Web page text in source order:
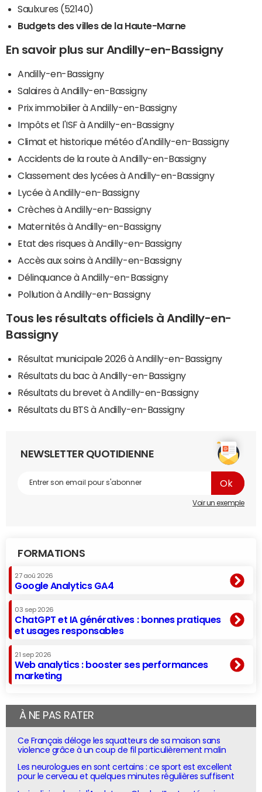
Saulxures (52140)
Budgets des villes de la Haute-Marne
En savoir plus sur Andilly-en-Bassigny
Andilly-en-Bassigny
Salaires à Andilly-en-Bassigny
Prix immobilier à Andilly-en-Bassigny
Impôts et l'ISF à Andilly-en-Bassigny
Climat et historique météo d'Andilly-en-Bassigny
Accidents de la route à Andilly-en-Bassigny
Classement des lycées à Andilly-en-Bassigny
Lycée à Andilly-en-Bassigny
Crèches à Andilly-en-Bassigny
Maternités à Andilly-en-Bassigny
Etat des risques à Andilly-en-Bassigny
Accès aux soins à Andilly-en-Bassigny
Délinquance à Andilly-en-Bassigny
Pollution à Andilly-en-Bassigny
Tous les résultats officiels à Andilly-en-
Bassigny
Résultat municipale 2026 à Andilly-en-Bassigny
Résultats du bac à Andilly-en-Bassigny
Résultats du brevet à Andilly-en-Bassigny
Résultats du BTS à Andilly-en-Bassigny
NEWSLETTER QUOTIDIENNE
Voir un exemple
FORMATIONS
27 aoû 2026
Google Analytics GA4
03 sep 2026
ChatGPT et IA génératives : bonnes pratiques
et usages responsables
21 sep 2026
Web analytics : booster ses performances
marketing
À NE PAS RATER
Ce Français déloge les squatteurs de sa maison sans
violence grâce à un coup de fil particulièrement malin
Les neurologues en sont certains : ce sport est excellent
pour le cerveau et quelques minutes régulières suffisent